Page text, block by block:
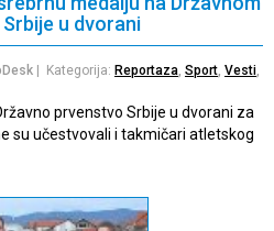
u dvorani
| Kategorija: Reportaza, Sport, Vesti,
prvenstvo Srbije u dvorani za
su učestvovali i takmičari atletskog